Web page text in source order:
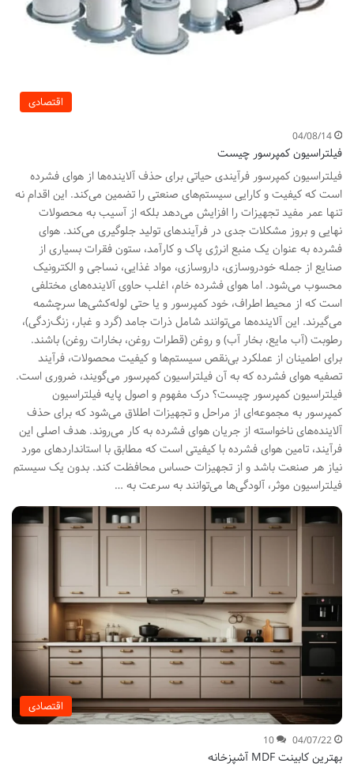
اقتصادی
04/08/14
فیلتراسیون کمپرسور چیست
فیلتراسیون کمپرسور فرآیندی حیاتی برای حذف آلاینده‌ها از هوای فشرده
است که کیفیت و کارایی سیستم‌های صنعتی را تضمین می‌کند. این اقدام نه
تنها عمر مفید تجهیزات را افزایش می‌دهد بلکه از آسیب به محصولات
نهایی و بروز مشکلات جدی در فرآیندهای تولید جلوگیری می‌کند. هوای
فشرده به عنوان یک منبع انرژی پاک و کارآمد، ستون فقرات بسیاری از
صنایع از جمله خودروسازی، داروسازی، مواد غذایی، نساجی و الکترونیک
محسوب می‌شود. اما هوای فشرده خام، اغلب حاوی آلاینده‌های مختلفی
است که از محیط اطراف، خود کمپرسور و یا حتی لوله‌کشی‌ها سرچشمه
می‌گیرند. این آلاینده‌ها می‌توانند شامل ذرات جامد (گرد و غبار، زنگ‌زدگی)،
رطوبت (آب مایع، بخار آب) و روغن (قطرات روغن، بخارات روغن) باشند.
برای اطمینان از عملکرد بی‌نقص سیستم‌ها و کیفیت محصولات، فرآیند
تصفیه هوای فشرده که به آن فیلتراسیون کمپرسور می‌گویند، ضروری است.
فیلتراسیون کمپرسور چیست؟ درک مفهوم و اصول پایه فیلتراسیون
کمپرسور به مجموعه‌ای از مراحل و تجهیزات اطلاق می‌شود که برای حذف
آلاینده‌های ناخواسته از جریان هوای فشرده به کار می‌روند. هدف اصلی این
فرآیند، تامین هوای فشرده با کیفیتی است که مطابق با استانداردهای مورد
نیاز هر صنعت باشد و از تجهیزات حساس محافظت کند. بدون یک سیستم
فیلتراسیون موثر، آلودگی‌ها می‌توانند به سرعت به …
اقتصادی
04/07/22
10
بهترین کابینت MDF آشپزخانه